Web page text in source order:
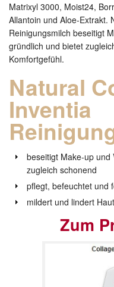
Matrixyl 3000, Moist24,
Allantoin und Aloe-Extrakt.
Reinigungsmilch beseitigt
gründlich und bietet
Komfortgefühl.
Natural
Inventia
beseitigt Make-up und
zugleich schonend
pflegt, befeuchtet und
mildert und lindert
Zum